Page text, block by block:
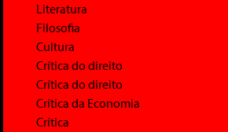
Literatura
Filosofia
Cultura
Crítica do direito
Crítica do direito
Crítica da Economia
Crítica